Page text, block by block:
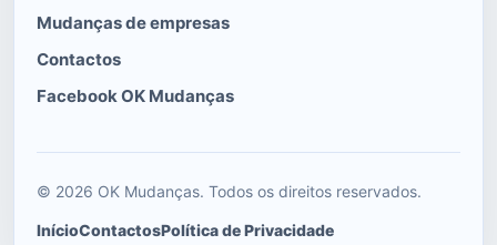
Mudanças de empresas
Contactos
Facebook OK Mudanças
© 2026 OK Mudanças. Todos os direitos reservados.
InícioContactosPolítica de Privacidade